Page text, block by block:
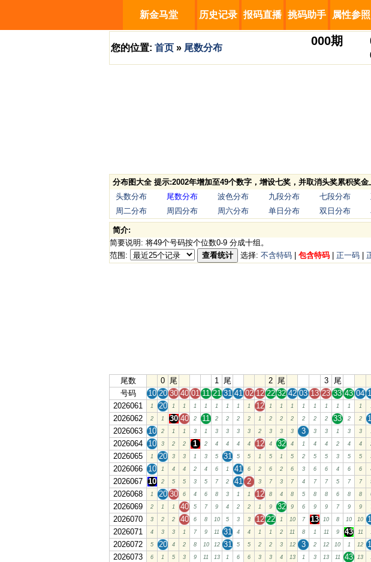
新金马堂 历史记录 报码直播 挑码助手 属性参照
您的位置: 首页 » 尾数分布
000期
分布图大全 提示:2002年增加至49个数字，增设七奖，并取消头奖累积奖
头数分布
尾数分布 波色分布 九段分布 七段分布
周二分布
周四分布 周六分布 单日分布 双日分布
简介:
简要说明: 将49个号码按个位数0-9 分成十组。
范围:
查看统计 选择: 不含特码 包含特码 正一码
尾数 0 尾 1 尾 2 尾 3 尾
号码
10 20 30 40 01 11 21 31 41 02 12 22 32 42 03 13 23 33 43 04
2026061
1 20 1 1 1 1 1 1 1 1 12 1 1 1 1 1 1 1 1 1
2026062 2 1 30 40 2 11 2 2 2 2 1 2 2 2 2 2 2 33 2 2
2026063 10 2 1 1 3 1 3 3 3 3 2 3 3 3 3 3 3 1 3 3
2026064 10 3 2 2 1 2 4 4 4 4 12 4 32 4 1 4 4 2 4 4
2026065 1 20 3 3 1 3 5 31 5 5 1 5 1 5 2 5 5 3 5 5
2026066 10 1 4 4 2 4 6 1 41 6 2 6 2 6 3 6 6 4 6 6
2026067 10 2 5 5 3 5 7 2 41 2 3 7 3 7 4 7 7 5 7 7
2026068 1 20 30 6 4 6 8 3 1 1 12 8 4 8 5 8 8 6 8 8
2026069 2 1 1 40 5 7 9 4 2 2 1 9 32 9 6 9 9 7 9 9
2026070 3 2 2 40 6 8 10 5 3 3 12 22 1 10 7 13 10 8 10 10
2026071 4 3 3 1 7 9 11 31 4 4 1 1 2 11 8 1 11 9 43 11
2026072 5 20 4 2 8 10 12 31 5 5 2 2 3 12 3 2 12 10 1 12
2026073 6 1 5 3 9 11 13 1 6 6 3 3 4 13 1 3 13 11 43 13